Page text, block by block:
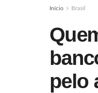
Início Brasil
pelo